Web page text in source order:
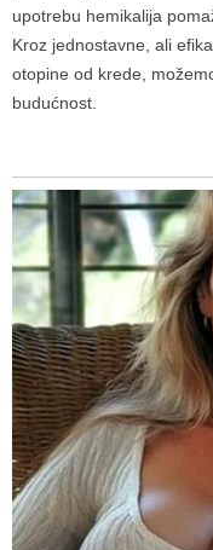
upotrebu hemikalija
Kroz jednostavne, ali
otopine od krede,
budućnost.